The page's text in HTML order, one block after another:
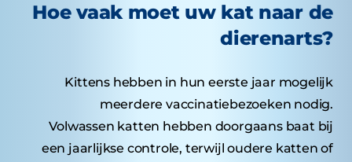
Hoe vaak moet uw kat naar de
dierenarts?
Kittens hebben in hun eerste jaar mogelijk
meerdere vaccinatiebezoeken nodig.
Volwassen katten hebben doorgaans baat bij
een jaarlijkse controle, terwijl oudere katten of